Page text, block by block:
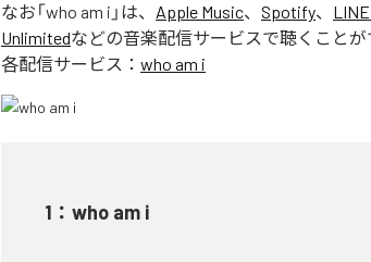
なお「who am i 」は、 Apple Music、 Spotify、 LINE
Unlimitedなどの音楽配信サービスで聴くことが
各配信サービス： who am i
1 ： who am i